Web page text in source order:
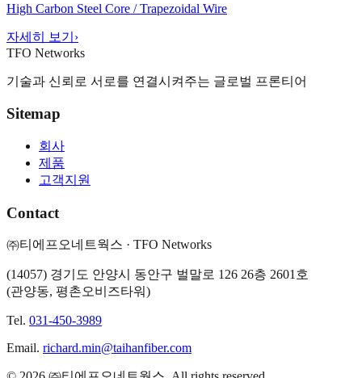
High Carbon Steel Core / Trapezoidal Wire
자세히 보기 ›
TFO Networks
기술과 신뢰로 서로를 연결시켜주는 글로벌 프론티어
Sitemap
회사
제품
고객지원
Contact
㈜티에프오네트웍스 · TFO Networks
(14057) 경기도 안양시 동안구 벌말로 126 26층 2601호
(관양동, 평촌오비즈타워)
Tel. 031-450-3989
Email. richard.min@taihanfiber.com